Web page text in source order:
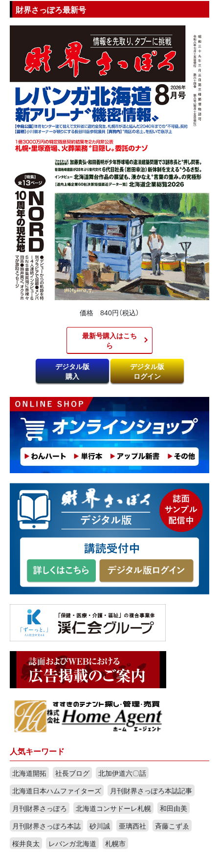
財界さっぽろ最新号
価格 840円（税込）
最新号購入はこち
ら​
デジタル版
購入
デジタル版
ログイン
人気キーワード
北海道開拓 社長ブログ
北加伊道六〇話
北海道日本ハムファイターズ
月刊財界さっぽろ本誌記事
月刊財界さっぽろ
北海道コンサドーレ札幌
和田由美
月刊財界さっぽろ本誌
砂川誠 亜璃西社
斉藤こずゑ
桜井良太
レバンガ北海道 札幌市